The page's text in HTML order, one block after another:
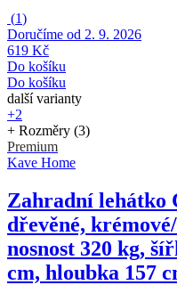
(1)
Doručíme od 2. 9. 2026
619 Kč
Do košíku
Do košíku
další varianty
+2
+ Rozměry (3)
Premium
Kave Home
Zahradní lehátko
dřevěné,
nosnost 320 kg,
cm, hloubka 157